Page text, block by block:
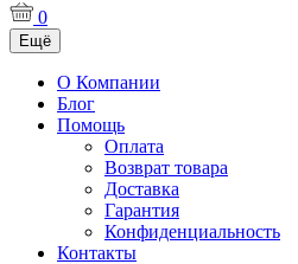
0
Ещё
О Компании
Блог
Помощь
Оплата
Возврат товара
Доставка
Гарантия
Конфиденциальность
Контакты